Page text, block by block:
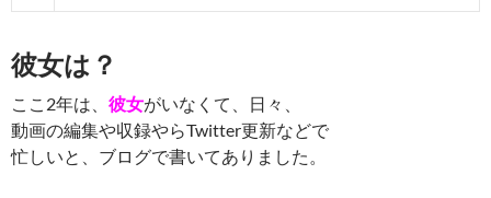
彼女は？
ここ2年は、 彼女がいなくて、日々、
動画の編集や収録やらTwitter更新などで
忙しいと、ブログで書いてありました。